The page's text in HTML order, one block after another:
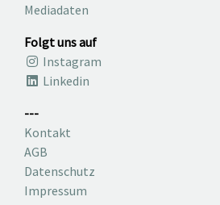
Mediadaten
Folgt uns auf
Instagram
Linkedin
---
Kontakt
AGB
Datenschutz
Impressum